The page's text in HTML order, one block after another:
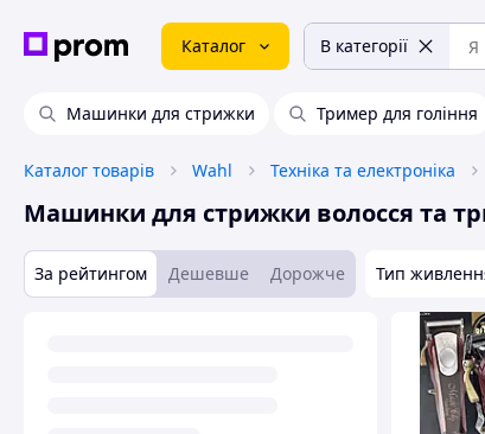
Каталог В категорії
Машинки для стрижки Тример для гоління
Каталог товарів Wahl Техніка та електроніка
Машинки для стрижки волосся та
За рейтингом Дешевше Дорожче Тип